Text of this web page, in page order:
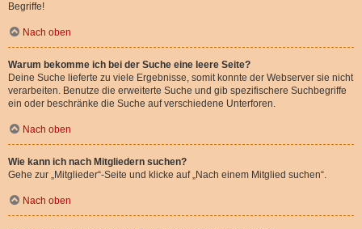
Begriffe!
Nach oben
Warum bekomme ich bei der Suche eine leere Seite?
Deine Suche lieferte zu viele Ergebnisse, somit konnte der Webserver sie nicht
verarbeiten. Benutze die erweiterte Suche und gib spezifischere Suchbegriffe
ein oder beschränke die Suche auf verschiedene Unterforen.
Nach oben
Wie kann ich nach Mitgliedern suchen?
Gehe zur „Mitglieder“-Seite und klicke auf „Nach einem Mitglied suchen“.
Nach oben